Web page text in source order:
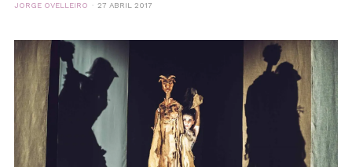
JORGE OVELLEIRO 27 ABRIL 2017